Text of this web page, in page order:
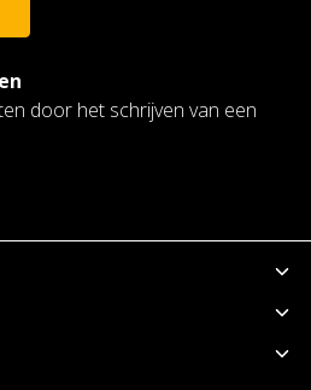
door het schrijven van een